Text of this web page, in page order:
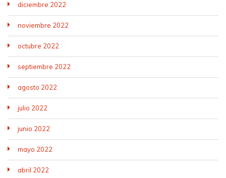
diciembre 2022
noviembre 2022
octubre 2022
septiembre 2022
agosto 2022
julio 2022
junio 2022
mayo 2022
abril 2022